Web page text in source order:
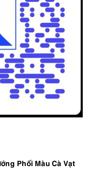
Phối Màu Cà Vạt